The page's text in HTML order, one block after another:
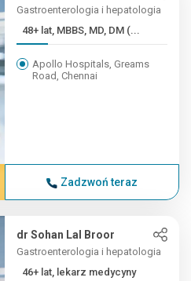
Gastroenterologia i hepatologia
48+ lat, MBBS, MD, DM (...
Apollo Hospitals, Greams
Road, Chennai
Zadzwoń teraz
dr Sohan Lal Broor
Gastroenterologia i hepatologia
46+ lat, lekarz medycyny